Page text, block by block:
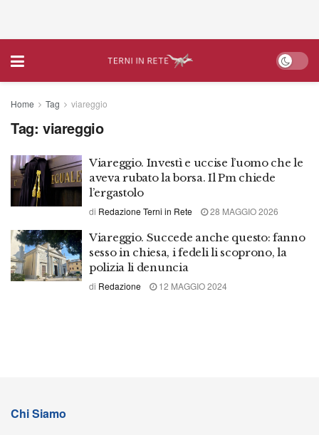
Home Tag viareggio
Tag: viareggio
Viareggio. Investì e uccise l’uomo che le
aveva rubato la borsa. Il Pm chiede
l’ergastolo
di Redazione Terni in Rete 28 MAGGIO 2026
Viareggio. Succede anche questo: fanno
sesso in chiesa, i fedeli li scoprono, la
polizia li denuncia
di Redazione 12 MAGGIO 2024
Chi Siamo